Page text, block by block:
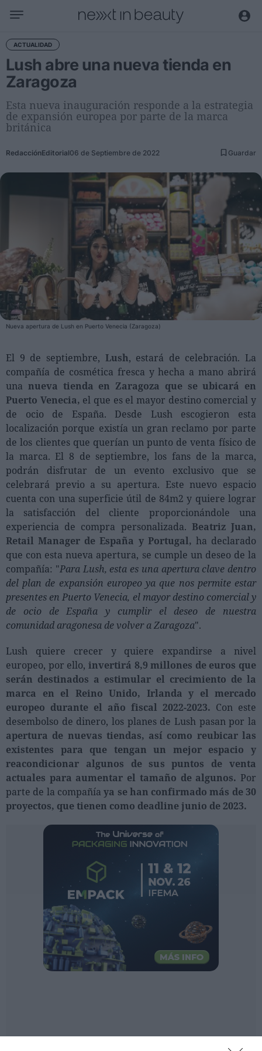
Negocio
Editorial
Actualidad
Nombramientos
Sostenibilidad
Personas
Moda y Lujo
Cosmética
Proveedores
Estética
Salud
Moda
Lujo
Eventos
Agenda de actividades
Ferias sectoriales
Formaciones destacadas
Opinión
Revista
Registrarse
INICIAR SESIÓN
EN
ACTUALIDAD
Lush abre una nueva tienda en
Zaragoza
Esta nueva inauguración responde a la estrategia
de expansión europea por parte de la marca
británica
RedacciónEditorial06 de Septiembre de 2022 Guardar
Nueva apertura de Lush en Puerto Venecia (Zaragoza)
El 9 de septiembre, Lush, estará de celebración. La
compañía de cosmética fresca y hecha a mano abrirá
una nueva tienda en Zaragoza que se ubicará en
Puerto Venecia, el que es el mayor destino comercial y
de ocio de España. Desde Lush escogieron esta
localización porque existía un gran reclamo por parte
de los clientes que querían un punto de venta físico de
la marca. El 8 de septiembre, los fans de la marca,
podrán disfrutar de un evento exclusivo que se
celebrará previo a su apertura. Este nuevo espacio
cuenta con una superficie útil de 84m2 y quiere lograr
la satisfacción del cliente proporcionándole una
experiencia de compra personalizada. Beatriz Juan,
Retail Manager de España y Portugal, ha declarado
que con esta nueva apertura, se cumple un deseo de la
compañía: "Para Lush, esta es una apertura clave dentro
del plan de expansión europeo ya que nos permite estar
presentes en Puerto Venecia, el mayor destino comercial y
de ocio de España y cumplir el deseo de nuestra
comunidad aragonesa de volver a Zaragoza".
Lush quiere crecer y quiere expandirse a nivel
europeo, por ello, invertirá 8,9 millones de euros que
serán destinados a estimular el crecimiento de la
marca en el Reino Unido, Irlanda y el mercado
europeo durante el año fiscal 2022-2023. Con este
desembolso de dinero, los planes de Lush pasan por la
apertura de nuevas tiendas, así como reubicar las
existentes para que tengan un mejor espacio y
reacondicionar algunos de sus puntos de venta
actuales para aumentar el tamaño de algunos. Por
parte de la compañía ya se han confirmado más de 30
proyectos, que tienen como deadline junio de 2023.